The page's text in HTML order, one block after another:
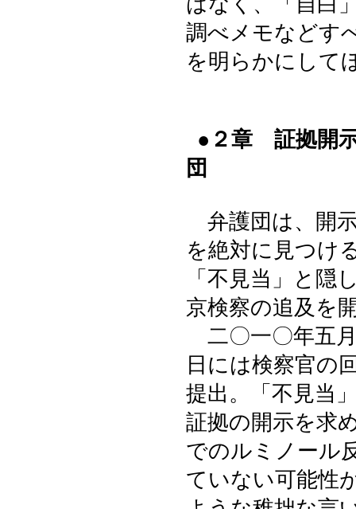
調べメモなどす
を明らかにして
●２章 証拠開
団
弁護団は、開
を絶対に見つけ
「不見当」と隠
京検察の追及を
二〇一〇年五
日には検察官の
提出。「不見当
証拠の開示を求
でのルミノール
ていない可能性